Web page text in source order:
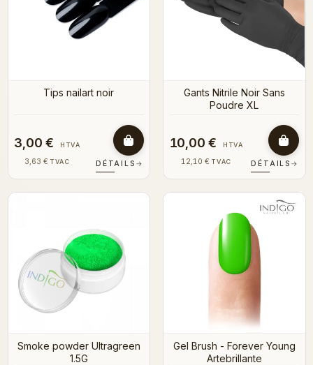
Tips nailart noir
3,00 € HTVA
3,63 € TVAC DÉTAILS →
Gants Nitrile Noir Sans
Poudre XL
10,00 € HTVA
12,10 € TVAC DÉTAILS →
Smoke powder Ultragreen
1.5G
Gel Brush - Forever Young
Artebrillante